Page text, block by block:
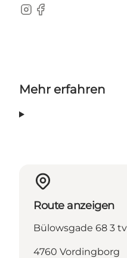
Instagram
Facebook
Mehr erfahren
Route anzeigen
Bülowsgade 68 3 tv
4760 Vordingborg